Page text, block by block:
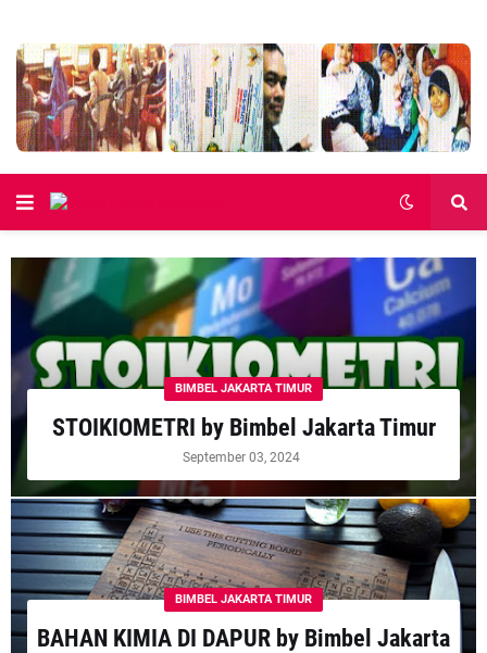
BIMBEL JAKARTA TIMUR
STOIKIOMETRI by Bimbel Jakarta Timur
September 03, 2024
BIMBEL JAKARTA TIMUR
BAHAN KIMIA DI DAPUR by Bimbel Jakarta